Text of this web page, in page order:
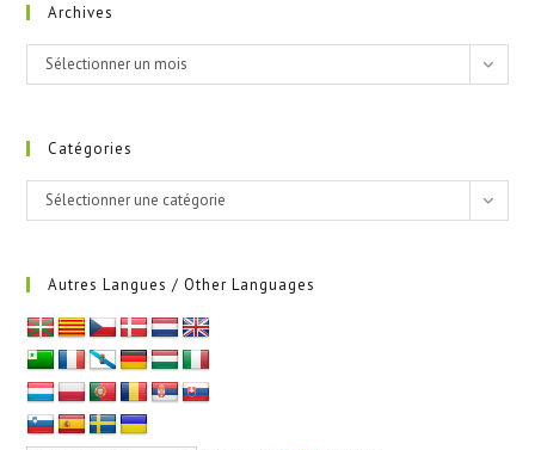
Archives
Archives
Sélectionner un mois
Catégories
Catégories
Sélectionner une catégorie
Autres Langues / Other Languages